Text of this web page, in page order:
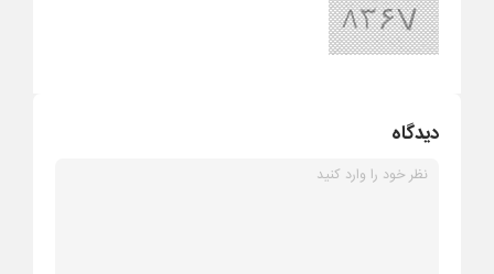
دیدگاه